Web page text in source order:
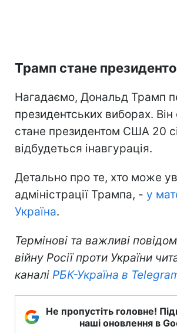
Трамп стане
Нагадаємо, Дональд Трамп
президентських виборах. Він
стане президентом США 20
відбудеться інавгурація.
Детально про те, хто може
адміністрації Трампа, - у
Україна.
Термінові та важливі
війну Росії проти України
каналі РБК-Україна в
Не пропустіть головне!
наші оновлення в